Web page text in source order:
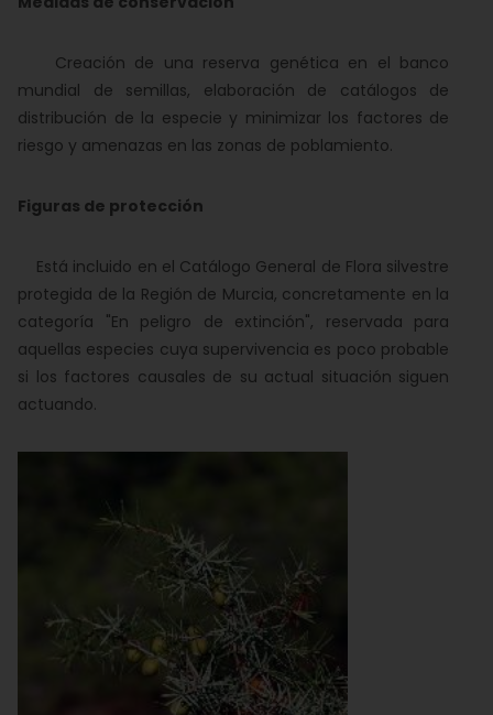
Creación de una reserva genética en el banco
mundial de semillas, elaboración de catálogos de
distribución de la especie y minimizar los factores de
riesgo y amenazas en las zonas de poblamiento.
Figuras de protección
Está incluido en el Catálogo General de Flora silvestre
protegida de la Región de Murcia, concretamente en la
categoría "En peligro de extinción", reservada para
aquellas especies cuya supervivencia es poco probable
si los factores causales de su actual situación siguen
actuando.